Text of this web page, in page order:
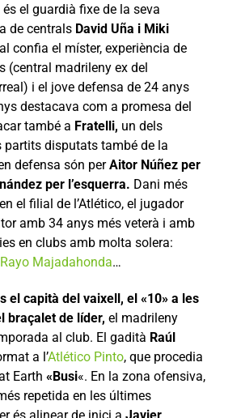
el guardià fixe de la seva
de centrals David Uña i Miki
confia el míster, experiència de
(central madrileny ex del
i el jove defensa de 24 anys
destacava com a promesa del
també a Fratelli, un dels
partits disputats també de la
defensa són perAitor Núñez per
per l’esquerra. Dani més
el filial de l’Atlético, el jugador
amb 34 anys més veterà i amb
en clubs amb molta solera:
Rayo Majadahonda…
el capità del vaixell, el «10» a les
braçalet de líder, el madrileny
al club. El gadità Raúl
a l’Atlético Pinto, que procedia
Earth «Busi«. En la zona ofensiva,
repetida en les últimes
és alinear de inici a Javier